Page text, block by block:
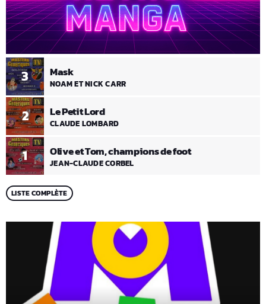
1 Olive et Tom, champions de foot
JEAN-CLAUDE CORBEL
2 Le Petit Lord
CLAUDE LOMBARD
3 Mask
NOAM ET NICK CARR
LISTE COMPLÈTE